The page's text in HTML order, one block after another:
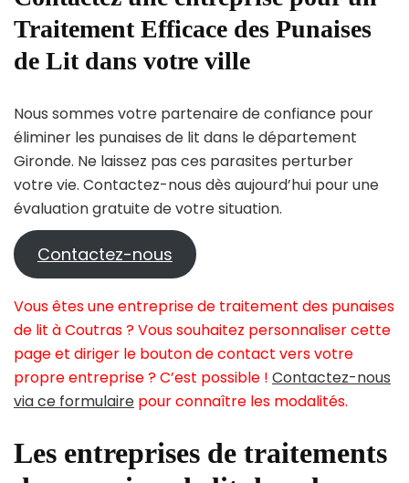
Traitement Efficace des Punaises
de Lit dans votre ville
Nous sommes votre partenaire de confiance pour
éliminer les punaises de lit dans le département
Gironde. Ne laissez pas ces parasites perturber
votre vie. Contactez-nous dès aujourd’hui pour une
évaluation gratuite de votre situation.
Contactez-nous
Vous êtes une entreprise de traitement des punaises
de lit à Coutras ? Vous souhaitez personnaliser cette
page et diriger le bouton de contact vers votre
propre entreprise ? C’est possible ! Contactez-nous
via ce formulaire pour connaître les modalités.
Les entreprises de traitements